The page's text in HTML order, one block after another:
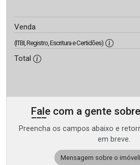
Venda
(ITBI, Registro, Escritura e Certidões)
Total
Fale com a gente
Preencha os campos abaixo e
em breve.
Mensagem sobre o imóvel